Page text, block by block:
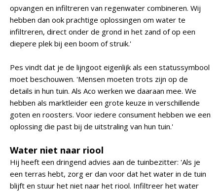
opvangen en infiltreren van regenwater combineren. Wij
hebben dan ook prachtige oplossingen om water te
infiltreren, direct onder de grond in het zand of op een
diepere plek bij een boom of struik.'
Pes vindt dat je de lijngoot eigenlijk als een statussymbool
moet beschouwen. 'Mensen moeten trots zijn op de
details in hun tuin. Als Aco werken we daaraan mee. We
hebben als marktleider een grote keuze in verschillende
goten en roosters. Voor iedere consument hebben we een
oplossing die past bij de uitstraling van hun tuin.'
Water niet naar riool
Hij heeft een dringend advies aan de tuinbezitter: 'Als je
een terras hebt, zorg er dan voor dat het water in de tuin
blijft en stuur het niet naar het riool. Infiltreer het water